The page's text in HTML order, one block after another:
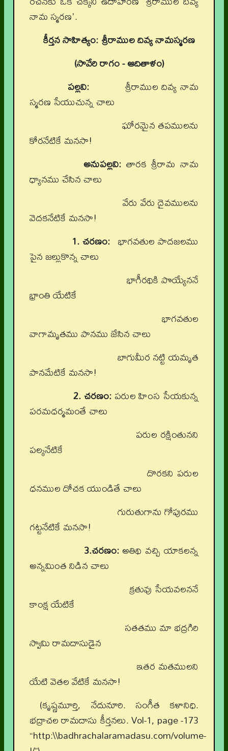
నామ స్మరణ'.
కీర్తన సాహిత్యం:శ్రీరాముల దివ్య నామస్మరణ
(సావేరి రాగం - ఆదితాళం)
పల్లవి: శ్రీరాముల దివ్య నామ
స్మరణ సేయుచున్న చాలు
ఘోరమైన తపములను
కోరనేటికే మనసా!
అనుపల్లవి: తారక శ్రీరామ నామ
ధ్యానము చేసిన చాలు
వేరు వేరు దైవములను
వెదకనేటికే మనసా!
1. చరణం: భాగవతుల పాదజలము
పైన జల్లుకొన్న చాలు
భాగీరథికి పొయ్యేననే
భ్రాంతి యేటికే
భాగవతుల
వాగామృతము పానము జేసిన చాలు
బాగుమీర నట్టి యమృత
పానమేటికే మనసా!
2. చరణం:పరుల హింస సేయకున్న
పరమధర్మమంతే చాలు
పరుల రక్షింతునని
పల్కనేటికే
దొరకని పరుల
ధనముల దోచక యుండితే చాలు
గురుతుగాను గోపురము
గట్టనేటికే మనసా!
3.చరణం:అతిథి వచ్చి యాకలన్న
అన్నమింత నిడిన చాలు
క్రతువు సేయవలననే
కాంక్ష యేటికే
సతతము మా భద్రగిరి
స్వామి రామదాసుడైన
ఇతర మతములని
యేటి వెతల వేటికే మనసా!
(కృష్ణమూర్తి, నేదునూరి. సంగీత కళానిధి.
భద్రాచల రామదాసు కీర్తనలు. Vol-1, page -173
“http:\\badhrachalaramadasu.com/volume-